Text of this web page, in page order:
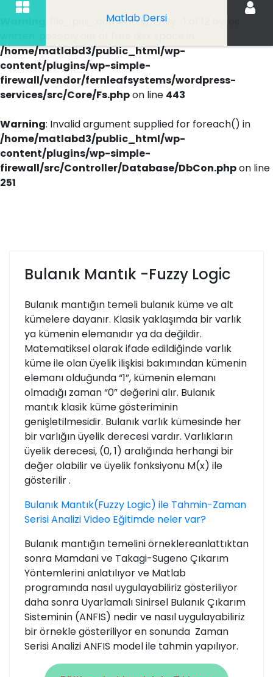
: file_put_contents(): Only -1 of 12 bytes
/home/matlabd3/public_html/wp-
content/plugins/wp-simple-
firewall/vendor/fernleafsystems/wordpress-
services/src/Core/Fs.phpon line 443
Warning: Invalid argument supplied for foreach() in
/home/matlabd3/public_html/wp-
content/plugins/wp-simple-
firewall/src/Controller/Database/DbCon.phpon line
251
Matlab Dersi
Bulanık Mantık -Fuzzy Logic
Bulanık mantığın temeli bulanık küme ve alt
kümelere dayanır. Klasik yaklaşımda bir varlık
ya kümenin elemanıdır ya da değildir.
Matematiksel olarak ifade edildiğinde varlık
küme ile olan üyelik ilişkisi bakımından kümenin
elemanı olduğunda “1”, kümenin elemanı
olmadığı zaman “0” değerini alır. Bulanık
mantık klasik küme gösteriminin
genişletilmesidir. Bulanık varlık kümesinde her
bir varlığın üyelik derecesi vardır. Varlıkların
üyelik derecesi, (0, 1) aralığında herhangi bir
değer olabilir ve üyelik fonksiyonu M(x) ile
gösterilir .
Bulanık Mantık(Fuzzy Logic) ile Tahmin-Zaman
Serisi Analizi Video Eğitimde neler var?
Bulanık mantığın temelini örneklereanlattıktan
sonra Mamdani ve Takagi-Sugeno Çıkarım
Yöntemlerini anlatılıyor ve Matlab
programında nasıl uygulayabiliriz gösteriliyor
daha sonra Uyarlamalı Sinirsel Bulanık Çıkarım
Sisteminin (ANFIS) nedir ve nasıl uygulayabiliriz
bir örnekle gösteriliyor en sonunda Zaman
Serisi Analizi ANFIS model ile tahmin yapılıyor.